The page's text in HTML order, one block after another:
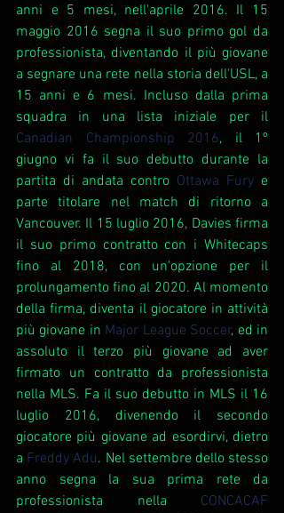
anni e 5 mesi, nell'aprile 2016. Il 15
maggio 2016 segna il suo primo gol da
professionista, diventando il più giovane
a segnare una rete nella storia dell'USL, a
15 anni e 6 mesi. Incluso dalla prima
Canadian Championship 2016, il 1º
giugno vi fa il suo debutto durante la
partita di andata contro Ottawa Fury e
parte titolare nel match di ritorno a
Vancouver. Il 15 luglio 2016, Davies firma
il suo primo contratto con i Whitecaps
fino al 2018, con un'opzione per il
prolungamento fino al 2020. Al momento
della firma, diventa il giocatore in attività
più giovane in Major League Soccer, ed in
assoluto il terzo più giovane ad aver
firmato un contratto da professionista
nella MLS. Fa il suo debutto in MLS il 16
luglio 2016, divenendo il secondo
giocatore più giovane ad esordirvi, dietro
a Freddy Adu. Nel settembre dello stesso
anno segna la sua prima rete da
professionista nella CONCACAF